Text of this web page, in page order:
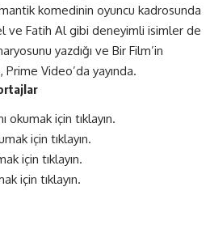
komedinin oyuncu kadrosunda
ve Fatih Al gibi deneyimli isimler de
yazdığı ve Bir Film’in
Prime Video’da yayında.
okumak için tıklayın.
için tıklayın.
için tıklayın.
için tıklayın.